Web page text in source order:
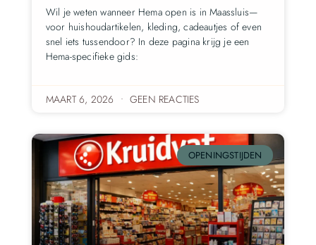
Wil je weten wanneer Hema open is in Maassluis—
voor huishoudartikelen, kleding, cadeautjes of even
snel iets tussendoor? In deze pagina krijg je een
Hema-specifieke gids:
MAART 6, 2026 GEEN REACTIES
OPENINGSTIJDEN